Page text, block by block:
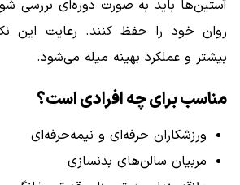
آستین‌ها باید به صورت دوره‌ای بررسی
روان خود را حفظ کنند. رعایت این
بیشتر و عملکرد بهینه میله می‌شود.
مناسب برای چه افرادی است؟
ورزشکاران حرفه‌ای و نیمه‌حرفه‌ای
مربیان سالن‌های بدنسازی